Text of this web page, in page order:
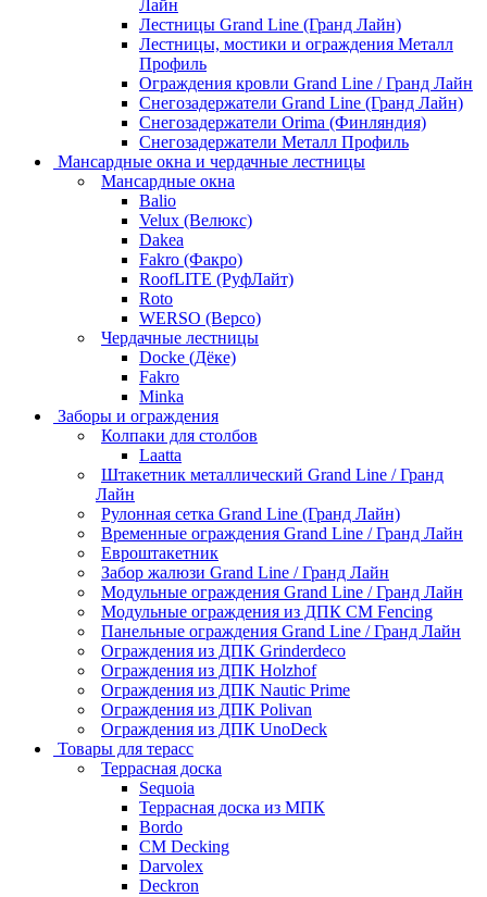
Лайн
Лестницы Grand Line (Гранд Лайн)
Лестницы, мостики и ограждения Металл
Профиль
Ограждения кровли Grand Line / Гранд Лайн
Снегозадержатели Grand Line (Гранд Лайн)
Снегозадержатели Orima (Финляндия)
Снегозадержатели Металл Профиль
Мансардные окна и чердачные лестницы
Мансардные окна
Balio
Velux (Велюкс)
Dakea
Fakro (Факро)
RoofLITE (РуфЛайт)
Roto
WERSO (Версо)
Чердачные лестницы
Docke (Дёке)
Fakro
Minka
Заборы и ограждения
Колпаки для столбов
Laatta
Штакетник металлический Grand Line / Гранд
Лайн
Рулонная сетка Grand Line (Гранд Лайн)
Временные ограждения Grand Line / Гранд Лайн
Евроштакетник
Забор жалюзи Grand Line / Гранд Лайн
Модульные ограждения Grand Line / Гранд Лайн
Модульные ограждения из ДПК CM Fencing
Панельные ограждения Grand Line / Гранд Лайн
Ограждения из ДПК Grinderdeco
Ограждения из ДПК Holzhof
Ограждения из ДПК Nautic Prime
Ограждения из ДПК Polivan
Ограждения из ДПК UnoDeck
Товары для терасс
Террасная доска
Sequoia
Террасная доска из МПК
Bordo
CM Decking
Darvolex
Deckron